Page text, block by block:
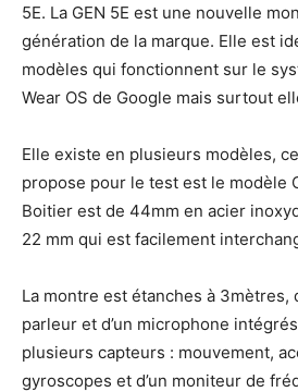
5E. La GEN 5E est une nouvelle
génération de la marque. Elle est
modèles qui fonctionnent sur le
Wear OS de Google mais surtout
Elle existe en plusieurs modèles,
propose pour le test est le modèle
Boitier est de 44mm en acier
22 mm qui est facilement
La montre est étanches à 3mètres,
parleur et d’un microphone
plusieurs capteurs : mouvement,
gyroscopes et d’un moniteur de